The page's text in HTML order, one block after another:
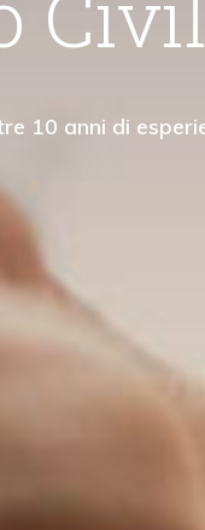
di esperienza
diritto penale"
Di Più